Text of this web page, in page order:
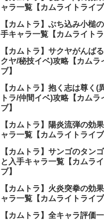
ャラ一覧【カムライトライブ
【カムトラ】ぶち込み小槌
手キャラ一覧【カムライトラ
【カムトラ】サクヤがんば
クヤ/秘技イベ)攻略【カムラ
ブ】
【カムトラ】抱く志は尊く(
トラ/仲間イベ)攻略【カムラ
ブ】
【カムトラ】陽炎流弾の効
ャラ一覧【カムライトライブ
【カムトラ】サンゴのタン
と入手キャラ一覧【カムラ
ブ】
【カムトラ】火炎突拳の効
ャラ一覧【カムライトライブ
【カムトラ】全キャラ評価